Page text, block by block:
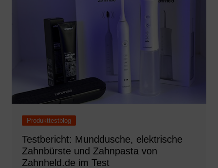
Produkttestblog
Testbericht: Munddusche, elektrische
Zahnbürste und Zahnpasta von
Zahnheld.de im Test